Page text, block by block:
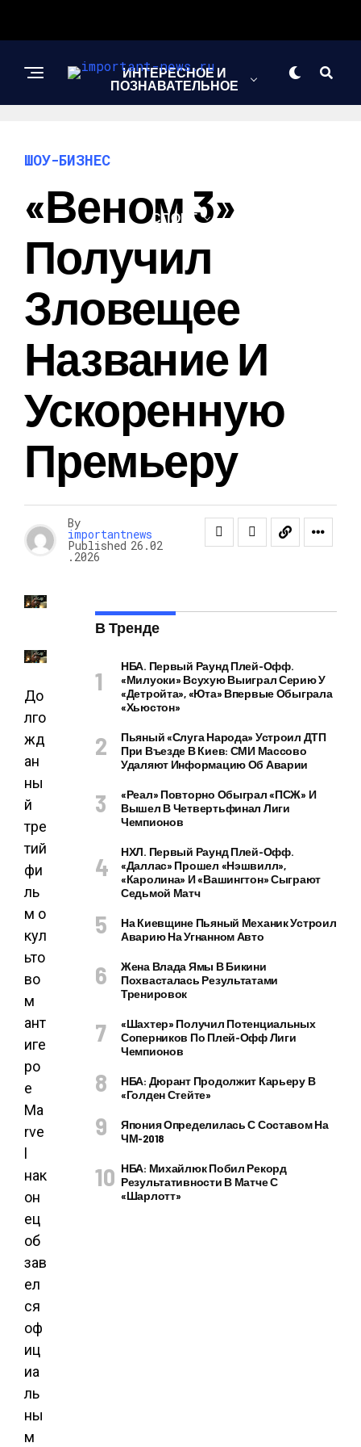
ИНТЕРЕСНОЕ И
ПОЗНАВАТЕЛЬНОЕ
СПОРТ
ШОУ-БИЗНЕС
«Веном 3»
Получил
Зловещее
Название И
Ускоренную
Премьеру
By
importantnews
Published 26.02
.2026
До
лго
жд
ан
ны
й
тре
тий
фи
ль
м о
кул
ьто
во
м
ант
иге
ро
е
Ma
rve
l
нак
он
ец
об
зав
ел
ся
оф
иц
иа
ль
ны
м
В Тренде
НБА. Первый Раунд Плей-Офф.
«Милуоки» Всухую Выиграл Серию У
«Детройта», «Юта» Впервые Обыграла
«Хьюстон»
Пьяный «слуга Народа» Устроил ДТП
При Въезде В Киев: СМИ Массово
Удаляют Информацию Об Аварии
«Реал» Повторно Обыграл «ПСЖ» И
Вышел В Четвертьфинал Лиги
Чемпионов
НХЛ. Первый Раунд Плей-Офф.
«Даллас» Прошел «Нэшвилл»,
«Каролина» И «Вашингтон» Сыграют
Седьмой Матч
На Киевщине Пьяный Механик Устроил
Аварию На Угнанном Авто
Жена Влада Ямы В Бикини
Похвасталась Результатами
Тренировок
«Шахтер» Получил Потенциальных
Соперников По Плей-Офф Лиги
Чемпионов
НБА: Дюрант Продолжит Карьеру В
«Голден Стейте»
Япония Определилась С Составом На
ЧМ-2018
НБА: Михайлюк Побил Рекорд
Результативности В Матче С
«Шарлотт»